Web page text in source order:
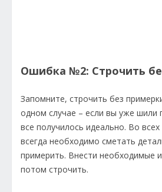
Ошибка №2: Строчить
Запомните, строчить без
одном случае – если вы уже шили
все получилось идеально. Во
всегда необходимо сметать
примерить. Внести необходимые
потом строчить.